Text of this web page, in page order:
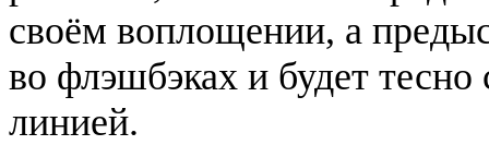
своём воплощении, а
во флэшбэках и будет
линией.